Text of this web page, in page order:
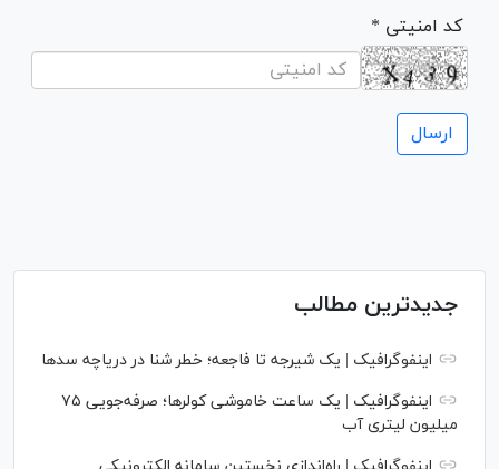
* کد امنیتی
جدیدترین مطالب
اینفوگرافیک | یک شیرجه تا فاجعه؛ خطر شنا در دریاچه سدها
اینفوگرافیک | یک ساعت خاموشی کولرها؛ صرفه‌جویی ۷۵
میلیون لیتری آب